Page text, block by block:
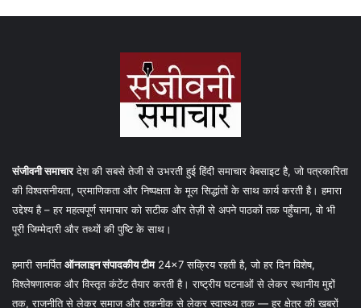
संजीवनी समाचारदेश की सबसे तेजी से उभरती हुई हिंदी समाचार वेबसाइट है, जो पत्रकारिता
की विश्वसनीयता, प्रमाणिकता और निष्पक्षता के मूल सिद्धांतों के साथ कार्य करती है। हमारा
उद्देश्य है – हर महत्वपूर्ण समाचार को सटीक और तेज़ी से अपने पाठकों तक पहुँचाना, वो भी
पूरी जिम्मेदारी और तथ्यों की पुष्टि के साथ।
हमारी समर्पितऑनलाइन संपादकीय टीम24×7 सक्रिय रहती है, जो हर दिन विशेष,
विश्लेषणात्मक और विस्तृत कंटेंट तैयार करती है। राष्ट्रीय घटनाओं से लेकर स्थानीय मुद्दों
तक, राजनीति से लेकर समाज और तकनीक से लेकर स्वास्थ्य तक — हर क्षेत्र की खबरों